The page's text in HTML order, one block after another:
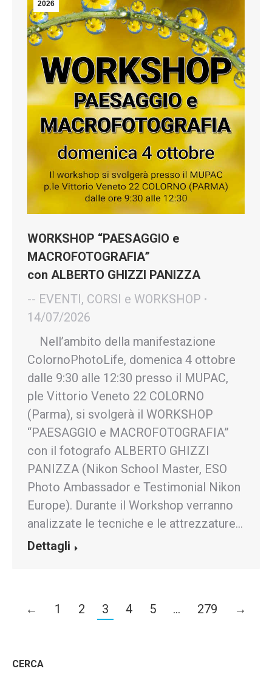
2026
WORKSHOP “PAESAGGIO e
MACROFOTOGRAFIA”
con ALBERTO GHIZZI PANIZZA
-- EVENTI, CORSI e WORKSHOP
14/07/2026
Nell’ambito della manifestazione
ColornoPhotoLife, domenica 4 ottobre
dalle 9:30 alle 12:30 presso il MUPAC,
ple Vittorio Veneto 22 COLORNO
(Parma), si svolgerà il WORKSHOP
“PAESAGGIO e MACROFOTOGRAFIA”
con il fotografo ALBERTO GHIZZI
PANIZZA (Nikon School Master, ESO
Photo Ambassador e Testimonial Nikon
Europe). Durante il Workshop verranno
analizzate le tecniche e le attrezzature…
Dettagli
← 1 2 3 4 5 … 279 →
CERCA